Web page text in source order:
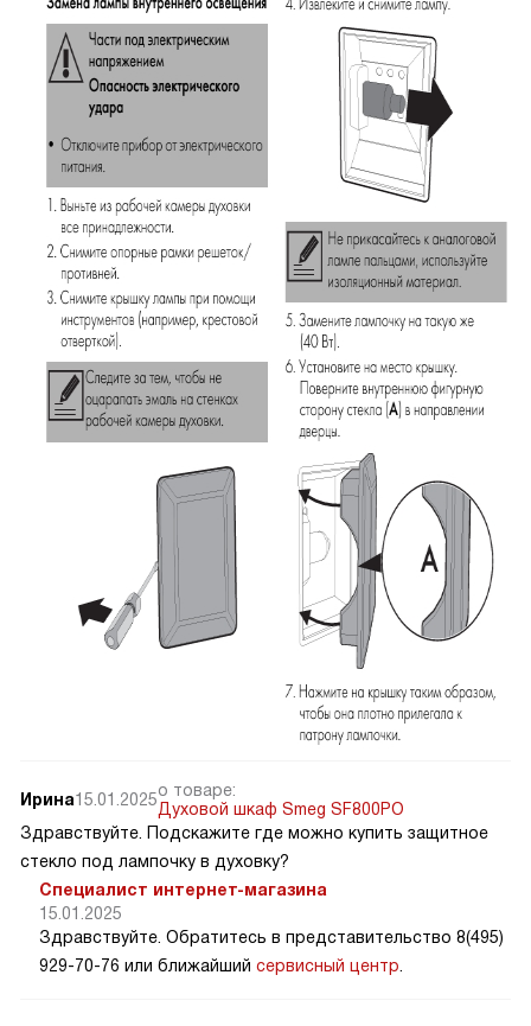
Ирина15.01.2025о товаре:
Духовой шкаф Smeg SF800PO
Здравствуйте. Подскажите где можно купить защитное
стекло под лампочку в духовку?
Специалист интернет-магазина
15.01.2025
Здравствуйте. Обратитесь в представительство 8(495)
929-70-76 или ближайший сервисный центр